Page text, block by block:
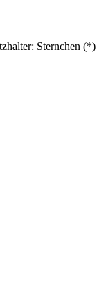
Sternchen (*)